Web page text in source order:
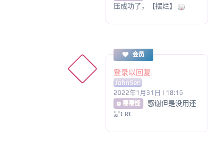
压成功了，【摆烂】
会员
登录以回复
JohnSen
2022年1月31日 | 18:16
@ 嘤嘤怪
感谢但是没用还
是CRC